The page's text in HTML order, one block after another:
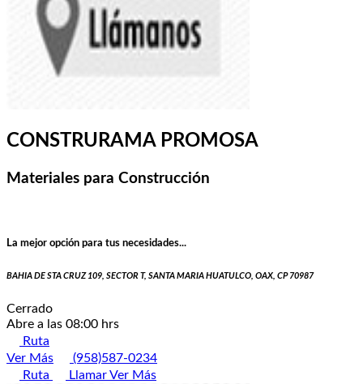
CONSTRURAMA PROMOSA
Materiales para Construcción
La mejor opción para tus necesidades...
BAHIA DE STA CRUZ 109, SECTOR T, SANTA MARIA HUATULCO, OAX, CP 70987
Cerrado
Abre a las 08:00 hrs
Ruta
Ver Más
(958)587-0234
Ruta
LlamarVer Más